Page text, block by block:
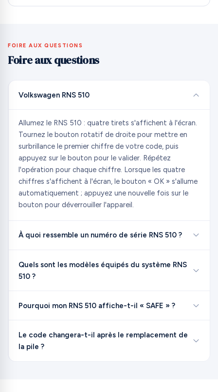
FOIRE AUX QUESTIONS
Foire aux questions
Volkswagen RNS 510
Allumez le RNS 510 : quatre tirets s'affichent à l'écran.
Tournez le bouton rotatif de droite pour mettre en
surbrillance le premier chiffre de votre code, puis
appuyez sur le bouton pour le valider. Répétez
l'opération pour chaque chiffre. Lorsque les quatre
chiffres s'affichent à l'écran, le bouton « OK » s'allume
automatiquement ; appuyez une nouvelle fois sur le
bouton pour déverrouiller l'appareil.
À quoi ressemble un numéro de série RNS 510 ?
Quels sont les modèles équipés du système RNS
510 ?
Pourquoi mon RNS 510 affiche-t-il « SAFE » ?
Le code changera-t-il après le remplacement de
la pile ?